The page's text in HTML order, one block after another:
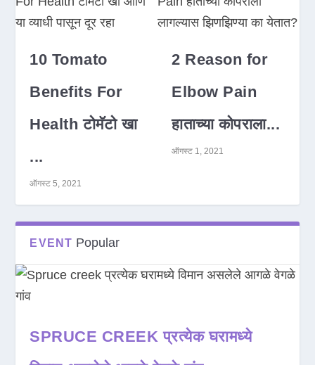
10 Tomato
Benefits For
Health टोमॅटो खा
...
ऑगस्ट 5, 2021
2 Reason for
Elbow Pain
हाताच्या कोपराला...
ऑगस्ट 1, 2021
EVENT Popular
SPRUCE CREEK प्रत्येक घरामध्ये